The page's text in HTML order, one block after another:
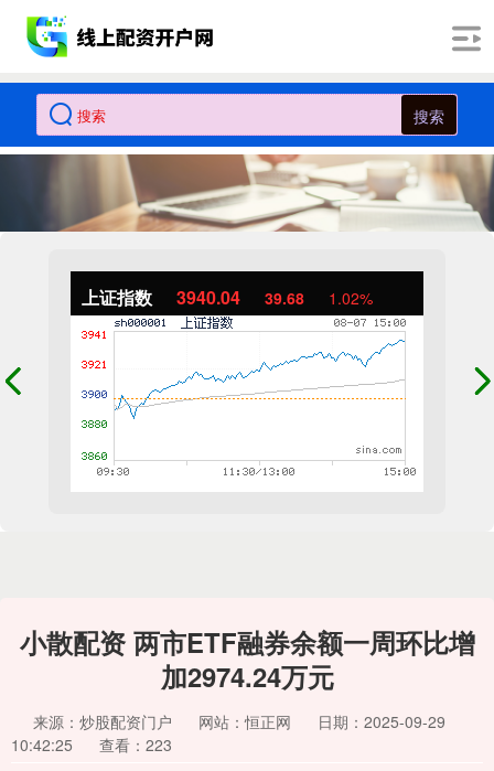
搜索
上证指数 3940.04 39.68 1.02%
小散配资 两市ETF融券余额一周环比增
加2974.24万元
来源：炒股配资门户 网站：恒正网
日期：2025-09-29
10:42:25
查看：223